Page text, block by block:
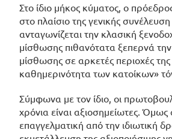
Στο ίδιο μήκος κύματος, ο
στο πλαίσιο της γενικής
ανταγωνίζεται την κλασική
μίσθωσης πιθανότατα ξεπερνά
μίσθωσης σε αρκετές περιοχές
καθημερινότητα των κατοίκων»
Σύμφωνα με τον ίδιο, οι
χρόνια είναι αξιοσημείωτες.
επαγγελματική από την ιδιωτική